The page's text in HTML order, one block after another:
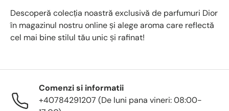
Descoperă colecția noastră exclusivă de parfumuri Dior
în magazinul nostru online și alege aroma care reflectă
cel mai bine stilul tău unic și rafinat!
Comenzi si informatii
+40784291207 (De luni pana vineri: 08:00-